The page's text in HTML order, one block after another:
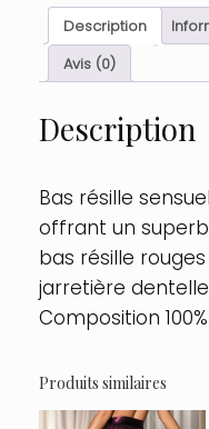
jarretières
florales
Taille
:
Couleur
:
Description
Avis (0)
Description
Bas résille
offrant un
bas résille
jarretière
Composition
Produits similaires